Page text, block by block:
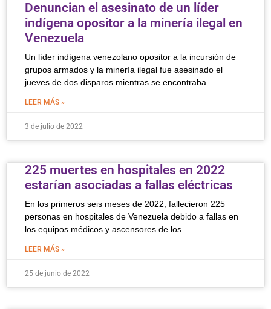
Denuncian el asesinato de un líder
indígena opositor a la minería ilegal en
Venezuela
Un líder indígena venezolano opositor a la incursión de
grupos armados y la minería ilegal fue asesinado el
jueves de dos disparos mientras se encontraba
LEER MÁS »
3 de julio de 2022
225 muertes en hospitales en 2022
estarían asociadas a fallas eléctricas
En los primeros seis meses de 2022, fallecieron 225
personas en hospitales de Venezuela debido a fallas en
los equipos médicos y ascensores de los
LEER MÁS »
25 de junio de 2022